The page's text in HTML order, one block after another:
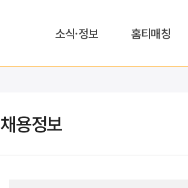
소식·정보 홈티매칭
채용정보